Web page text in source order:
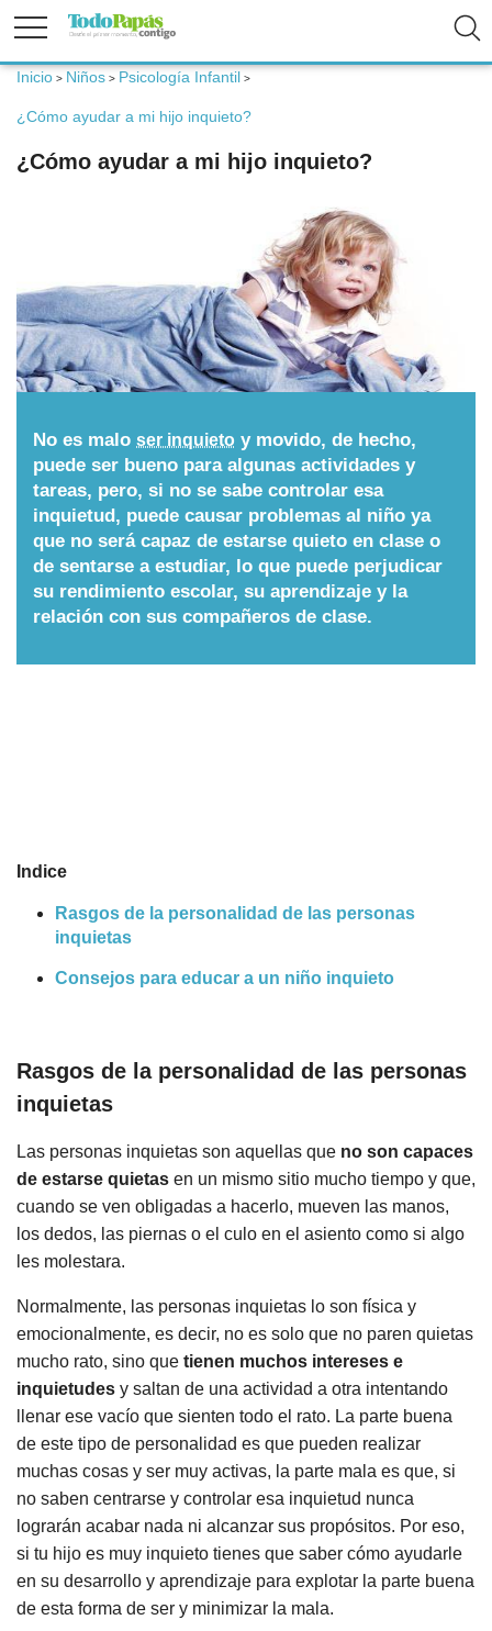
Embarazo
Niños
Padres
Calculadoras
Nombres
Cuentos
Inicio > Niños > Psicología Infantil >
¿Cómo ayudar a mi hijo inquieto?
¿Cómo ayudar a mi hijo inquieto?
No es malo ser inquieto y movido, de hecho,
puede ser bueno para algunas actividades y
tareas, pero, si no se sabe controlar esa
inquietud, puede causar problemas al niño ya
que no será capaz de estarse quieto en clase o
de sentarse a estudiar, lo que puede perjudicar
su rendimiento escolar, su aprendizaje y la
relación con sus compañeros de clase.
Indice
Rasgos de la personalidad de las personas
inquietas
Consejos para educar a un niño inquieto
Rasgos de la personalidad de las personas
inquietas
Las personas inquietas son aquellas que no son capaces
de estarse quietas en un mismo sitio mucho tiempo y que,
cuando se ven obligadas a hacerlo, mueven las manos,
los dedos, las piernas o el culo en el asiento como si algo
les molestara.
Normalmente, las personas inquietas lo son física y
emocionalmente, es decir, no es solo que no paren quietas
mucho rato, sino que tienen muchos intereses e
inquietudes y saltan de una actividad a otra intentando
llenar ese vacío que sienten todo el rato. La parte buena
de este tipo de personalidad es que pueden realizar
muchas cosas y ser muy activas, la parte mala es que, si
no saben centrarse y controlar esa inquietud nunca
lograrán acabar nada ni alcanzar sus propósitos. Por eso,
si tu hijo es muy inquieto tienes que saber cómo ayudarle
en su desarrollo y aprendizaje para explotar la parte buena
de esta forma de ser y minimizar la mala.